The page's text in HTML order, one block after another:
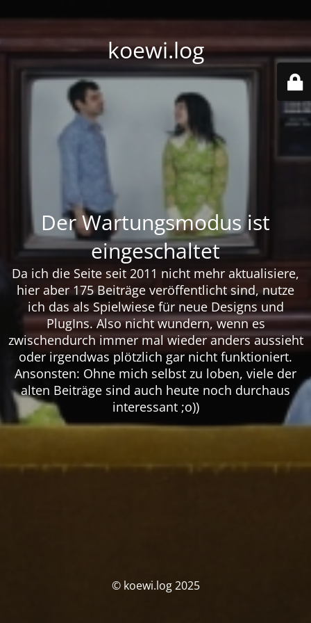
koewi.log
Der Wartungsmodus ist
eingeschaltet
Da ich die Seite seit 2011 nicht mehr aktualisiere,
hier aber 175 Beiträge veröffentlicht sind, nutze
ich das als Spielwiese für neue Designs und
PlugIns. Also nicht wundern, wenn es
zwischendurch immer mal wieder anders aussieht
oder irgendwas plötzlich gar nicht funktioniert.
Ansonsten: Ohne mich selbst zu loben, viele der
alten Beiträge sind auch heute noch durchaus
interessant ;o))
© koewi.log 2025